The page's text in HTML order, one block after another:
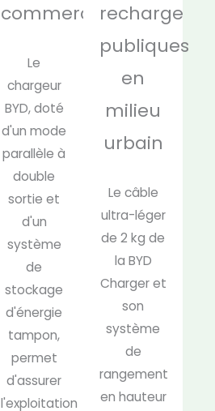
commerciales
Le
chargeur
BYD, doté
d'un mode
parallèle à
double
sortie et
d'un
système
de
stockage
d'énergie
tampon,
permet
d'assurer
l'exploitation
recharge
publiques
en
milieu
urbain
Le câble
ultra-léger
de 2 kg de
la BYD
Charger et
son
système
de
rangement
en hauteur